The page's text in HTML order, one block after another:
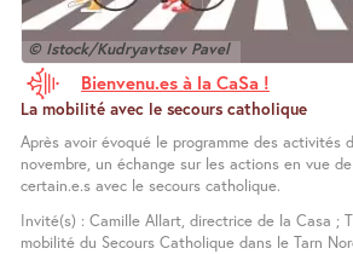
© Istock/Kudryavtsev Pavel
Bienvenu.es à la CaSa !
La mobilité avec le secours catholique
Après avoir évoqué le programme des activités
novembre, un échange sur les actions en vue
certain.e.s avec le secours catholique.
Invité(s) : Camille Allart, directrice de la Casa ;
mobilité du Secours Catholique dans le Tarn